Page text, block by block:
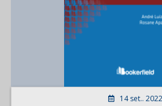
14 set.. 2022